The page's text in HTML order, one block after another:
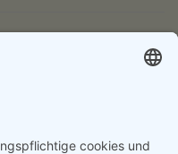
KONTAKT & ANFAHRT
Schulzentrum der